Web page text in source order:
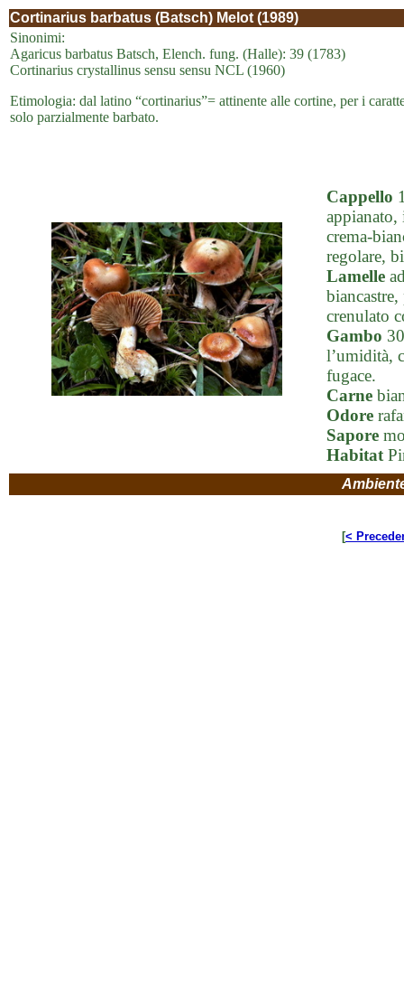
Cortinarius barbatus (Batsch) Melot (1989)
Sinonimi:
Agaricus barbatus Batsch, Elench. fung. (Halle): 39 (1783)
Cortinarius crystallinus sensu sensu NCL (1960)
Etimologia: dal latino “cortinarius”= attinente alle cortine, per i
solo parzialmente barbato.
Cappello
appianato,
crema-
regolare,
Lamelle
crenulato
Gambo
l’umidità,
fugace.
Carne
Odore
Sapore
Habitat
[<